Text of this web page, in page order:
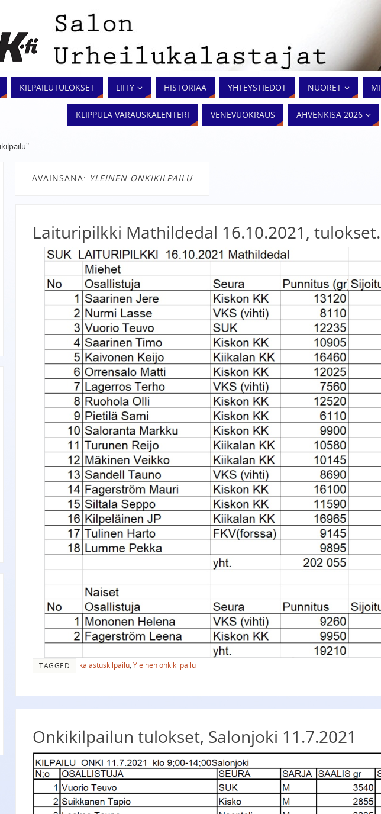
KILPAILUTULOKSET LIITY HISTORIAA YHTEYSTIEDOT NUORET
KLIPPULA VARAUSKALENTERI VENEVUOKRAUS ‎‎AHVENKISA 2026
AVAINSANA: YLEINEN ONKIKILPAILU
Laituripilkki Mathildedal 16.10.2021, tulokset.
TAGGED kalastuskilpailu Yleinen onkikilpailu
Onkikilpailun tulokset, Salonjoki 11.7.2021